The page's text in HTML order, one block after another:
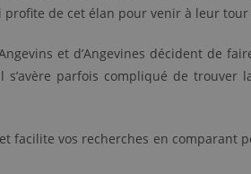
de cet élan pour venir à leur tour
et d’Angevines décident de
s’avère parfois compliqué de
facilite vos recherches en comparant